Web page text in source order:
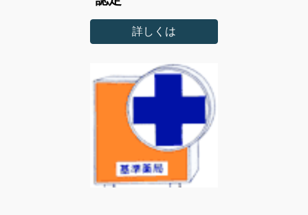
詳しくは